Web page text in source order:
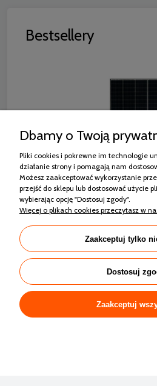
Bestsellery
RISEN RSM130-8-440M
CZARNA RAMA
564,42 zł
Zakupy
Dbamy o Twoją
Pliki cookies i pokrewne im technologie
działanie strony i pomagają nam
Możesz zaakceptować wykorzystanie
przejść do sklepu lub dostosować użycie
wybierając opcję "Dostosuj zgody".
Więcej o plikach cookies przeczytasz w
Zaakceptuj tylko
Dostosuj
Zaakceptuj